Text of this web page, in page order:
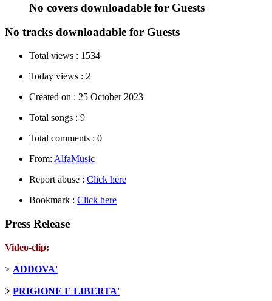
No covers downloadable for Guests
No tracks downloadable for Guests
Total views : 1534
Today views : 2
Created on : 25 October 2023
Total songs : 9
Total comments : 0
From: AlfaMusic
Report abuse : Click here
Bookmark : Click here
Press Release
Video-clip:
> ADDOVA'
> PRIGIONE E LIBERTA'